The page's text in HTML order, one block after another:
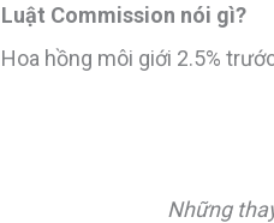
Luật Commission nói gì?
Hoa hồng môi giới 2.5%
Những